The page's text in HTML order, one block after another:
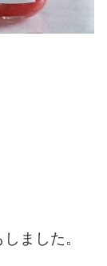
ました。